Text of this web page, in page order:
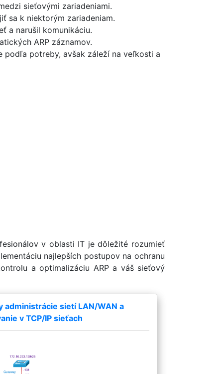
sieťovými zariadeniami.
sa k niektorým zariadeniam.
a narušil komunikáciu.
ARP záznamov.
podľa potreby, avšak záleží na veľkosti a
v oblasti IT je dôležité rozumieť
najlepších postupov na ochranu
a optimalizáciu ARP a váš sieťový
administrácie sietí LAN/WAN a
v TCP/IP sieťach